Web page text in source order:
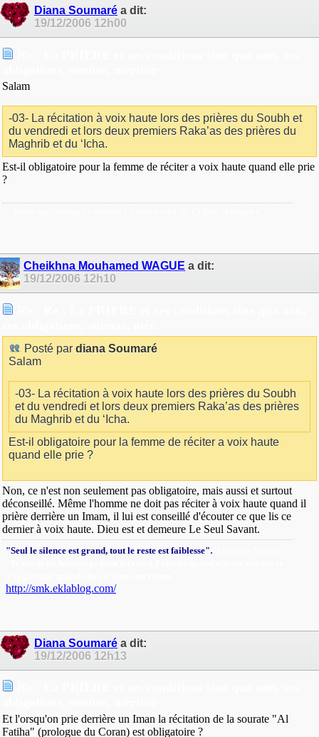
Diana Soumaré a dit:
19/12/2006 12h00
Salam
-03- La récitation à voix haute lors des prières du Soubh et
du vendredi et lors deux premiers Raka’as des prières du
Maghrib et du ‘Icha.
Est-il obligatoire pour la femme de réciter a voix haute quand elle prie
?
Cheikhna Mouhamed WAGUE a dit:
19/12/2006 12h10
Posté par diana Soumaré
Salam
-03- La récitation à voix haute lors des prières du Soubh
et du vendredi et lors deux premiers Raka’as des prières
du Maghrib et du ‘Icha.
Est-il obligatoire pour la femme de réciter a voix haute
quand elle prie ?
Non, ce n'est non seulement pas obligatoire, mais aussi et surtout
déconseillé. Même l'homme ne doit pas réciter à voix haute quand il
prière derrière un Imam, il lui est conseillé d'écouter ce que lis ce
dernier à voix haute. Dieu est et demeure Le Seul Savant.
"Seul le silence est grand, tout le reste est faiblesse".
http://smk.eklablog.com/
Diana Soumaré a dit:
19/12/2006 12h13
Et l'orsqu'on prie derrière un Iman la récitation de la sourate "Al
Fatiha" (prologue du Coran) est obligatoire ?